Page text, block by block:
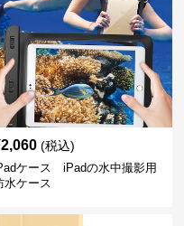
2,060 (税込)
ケース iPadの水中撮影用
水ケース